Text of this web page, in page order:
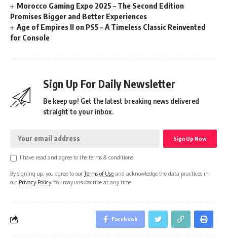
Morocco Gaming Expo 2025 – The Second Edition
Promises Bigger and Better Experiences
Age of Empires II on PS5 – A Timeless Classic Reinvented
for Console
Sign Up For Daily Newsletter
Be keep up! Get the latest breaking news delivered
straight to your inbox.
I have read and agree to the terms & conditions
By signing up, you agree to ourTerms of Use and acknowledge the data practices in
our Privacy Policy. You may unsubscribe at any time.
Facebook